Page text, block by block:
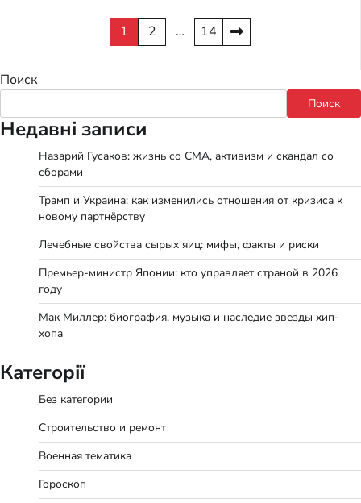
1 2 … 14
Поиск
Поиск
Недавні записи
Назарий Гусаков: жизнь со СМА, активизм и скандал со
сборами
Трамп и Украина: как изменились отношения от кризиса к
новому партнёрству
Лечебные свойства сырых яиц: мифы, факты и риски
Премьер-министр Японии: кто управляет страной в 2026
году
Мак Миллер: биография, музыка и наследие звезды хип-
хопа
Категорії
Без категории
Строительство и ремонт
Военная тематика
Гороскоп